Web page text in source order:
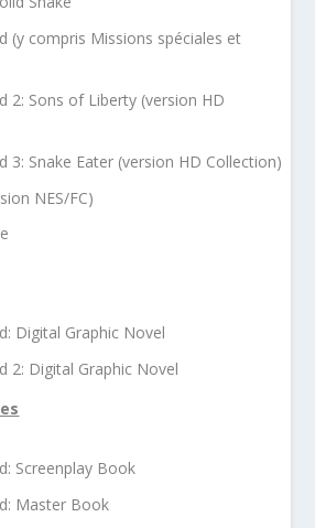
(y compris Missions spéciales et
2: Sons of Liberty (version HD
3: Snake Eater (version HD Collection)
NES/FC)
Digital Graphic Novel
2: Digital Graphic Novel
Screenplay Book
Master Book